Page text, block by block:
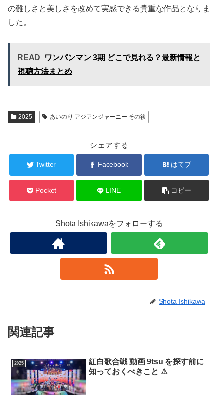
の難しさと美しさを改めて実感できる貴重な作品となりま
した。
READ
ワンパンマン 3期 どこで見れる？最新情報と
視聴方法まとめ
2025 あいのり アジアンジャーニー その後
シェアする
Twitter Facebook はてブ
Pocket LINE コピー
Shota Ishikawaをフォローする
Shota Ishikawa
関連記事
2025
紅白歌合戦 動画 9tsu を探す前に
知っておくべきこと ⚠️